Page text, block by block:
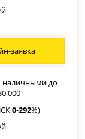
заявка
наличными до
000
0-292%)